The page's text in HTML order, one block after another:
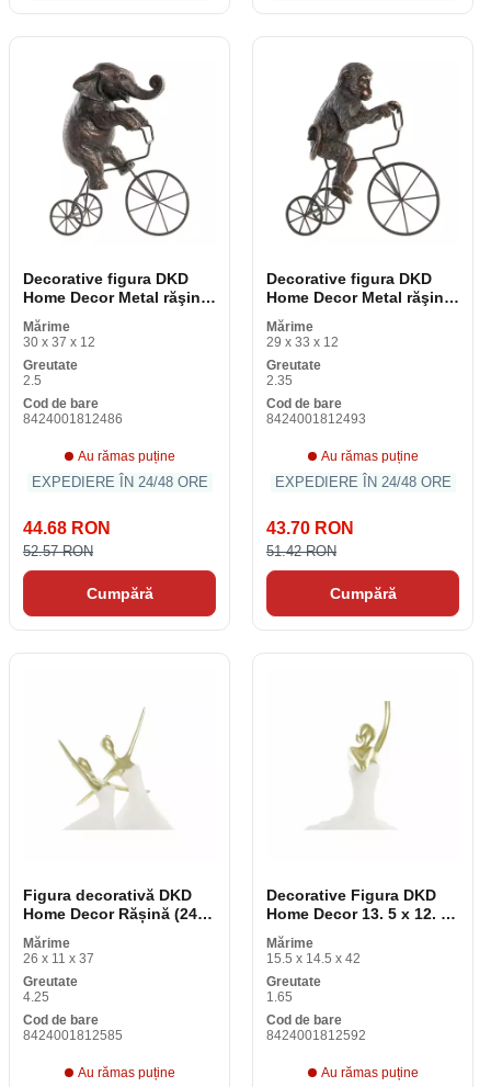
Decorative figura DKD
Home Decor Metal răşină
elefant (30 x 12 x 37 cm)
Mărime
30 x 37 x 12
Greutate
2.5
Cod de bare
8424001812486
Au rămas puține
EXPEDIERE ÎN 24/48 ORE
44.68 RON
52.57 RON
Cumpără
Decorative figura DKD
Home Decor Metal răşină
maimuţă (29 x 12 x 33 cm)
Mărime
29 x 33 x 12
Greutate
2.35
Cod de bare
8424001812493
Au rămas puține
EXPEDIERE ÎN 24/48 ORE
43.70 RON
51.42 RON
Cumpără
Figura decorativă DKD
Home Decor Rășină (24 x
9 x 35 cm)
Mărime
26 x 11 x 37
Greutate
4.25
Cod de bare
8424001812585
Au rămas puține
Decorative Figura DKD
Home Decor 13. 5 x 12. 5
x 40 cm Balerină cu
rășină albă aurită
Mărime
15.5 x 14.5 x 42
Greutate
1.65
Cod de bare
8424001812592
Au rămas puține